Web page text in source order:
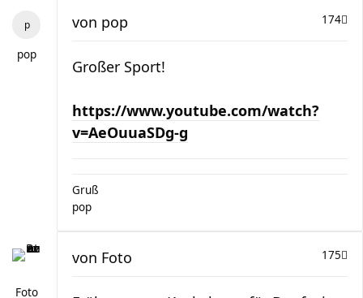
pop
174
von pop
Großer Sport!
https://www.youtube.com/watch?
v=AeOuuaSDg-g
Gruß
pop
Foto
175
von Foto